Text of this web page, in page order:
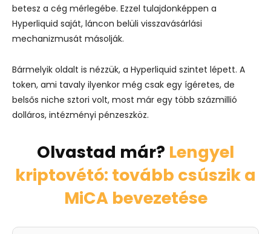
betesz a cég mérlegébe. Ezzel tulajdonképpen a
Hyperliquid saját, láncon belüli visszavásárlási
mechanizmusát másolják.
Bármelyik oldalt is nézzük, a Hyperliquid szintet lépett. A
token, ami tavaly ilyenkor még csak egy ígéretes, de
belsős niche sztori volt, most már egy több százmillió
dolláros, intézményi pénzeszköz.
Olvastad már? Lengyel
kriptovétó: tovább csúszik a
MiCA bevezetése